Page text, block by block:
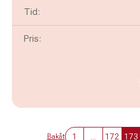
Tid:
Pris:
Bakåt 1 172 173